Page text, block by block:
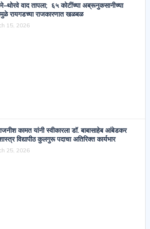
वाद तापला; ६५ कोटींच्या अब्रूनुकसानीच्या
रायगडच्या राजकारणात खळबळ
15, 2026
कामत यांनी स्वीकारला डॉ. बाबासाहेब आंबेडकर
विद्यापीठ कुलगुरू पदाचा अतिरिक्त कार्यभार
25, 2026